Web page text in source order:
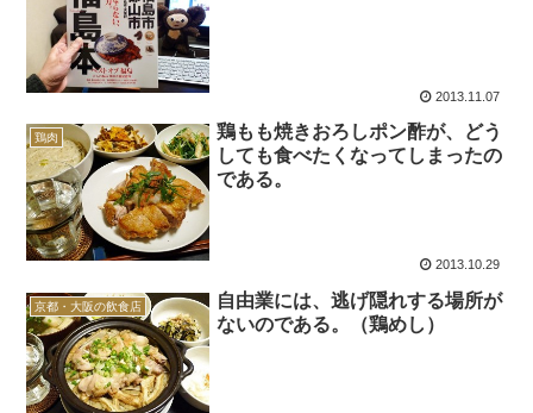
2013.11.07
鶏肉
鶏もも焼きおろしポン酢が、どう
しても食べたくなってしまったの
である。
2013.10.29
京都・大阪の飲食店
自由業には、逃げ隠れする場所が
ないのである。（鶏めし）